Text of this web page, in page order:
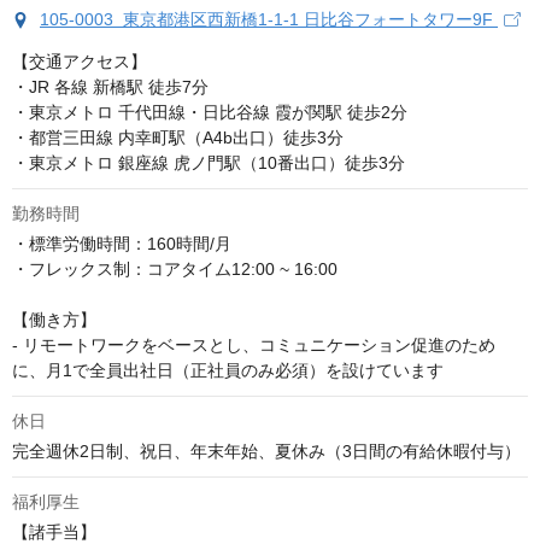
105-0003 東京都港区西新橋1-1-1 日比谷フォートタワー9F
【交通アクセス】
・JR 各線 新橋駅 徒歩7分
・東京メトロ 千代田線・日比谷線 霞が関駅 徒歩2分
・都営三田線 内幸町駅（A4b出口）徒歩3分
・東京メトロ 銀座線 虎ノ門駅（10番出口）徒歩3分
勤務時間
・標準労働時間：160時間/月
・フレックス制：コアタイム12:00 ~ 16:00
【働き方】
- リモートワークをベースとし、コミュニケーション促進のため
に、月1で全員出社日（正社員のみ必須）を設けています
休日
完全週休2日制、祝日、年末年始、夏休み（3日間の有給休暇付与）
福利厚生
【諸手当】